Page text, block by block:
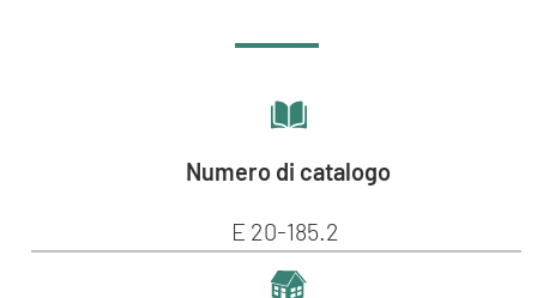
Numero di catalogo
E 20-185.2